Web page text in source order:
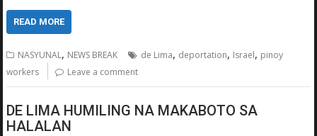
READ MORE
NASYUNAL, NEWS BREAK de Lima, deportation, Israel, pinoy
workers
Leave a comment
DE LIMA HUMILING NA MAKABOTO SA
HALALAN